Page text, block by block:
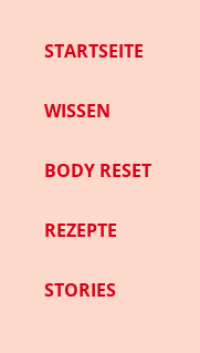
STARTSEITE
WISSEN
BODY RESET
REZEPTE
STORIES